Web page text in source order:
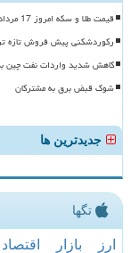
قیمت طلا و سکه امروز 17 مردادماه 1405
رکوردشکنی پیش فروش تازه
کاهش شدید واردات نفت چین
شوک قبض برق به مشترکان
جدیدترین ها
تگها
ارز بازار اقتصاد